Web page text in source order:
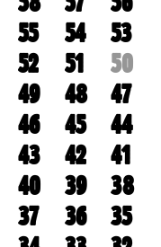
55
54
53
52
51
50
49
48
47
46
45
44
43
42
41
40
39
38
37
36
35